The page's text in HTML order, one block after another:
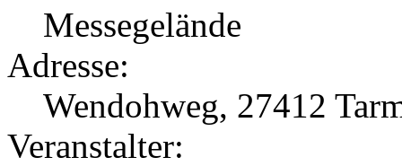
Messegelände
Adresse:
Wendohweg, 27412
Veranstalter: